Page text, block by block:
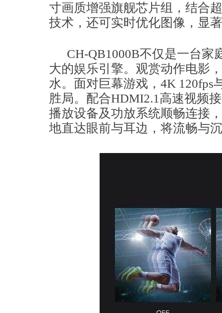
寸画质增强旗舰芯片组，结合
技术，还可实时优化图像，显
CH-QB1000B不仅是一台家
大的娱乐引擎。观赏动作电影
水。面对巨幕游戏，4K 120fps
胜局。配合HDMI2.1高速视频
播放设备及功放系统顺畅连接
地直达眼前与耳边，将流畅与